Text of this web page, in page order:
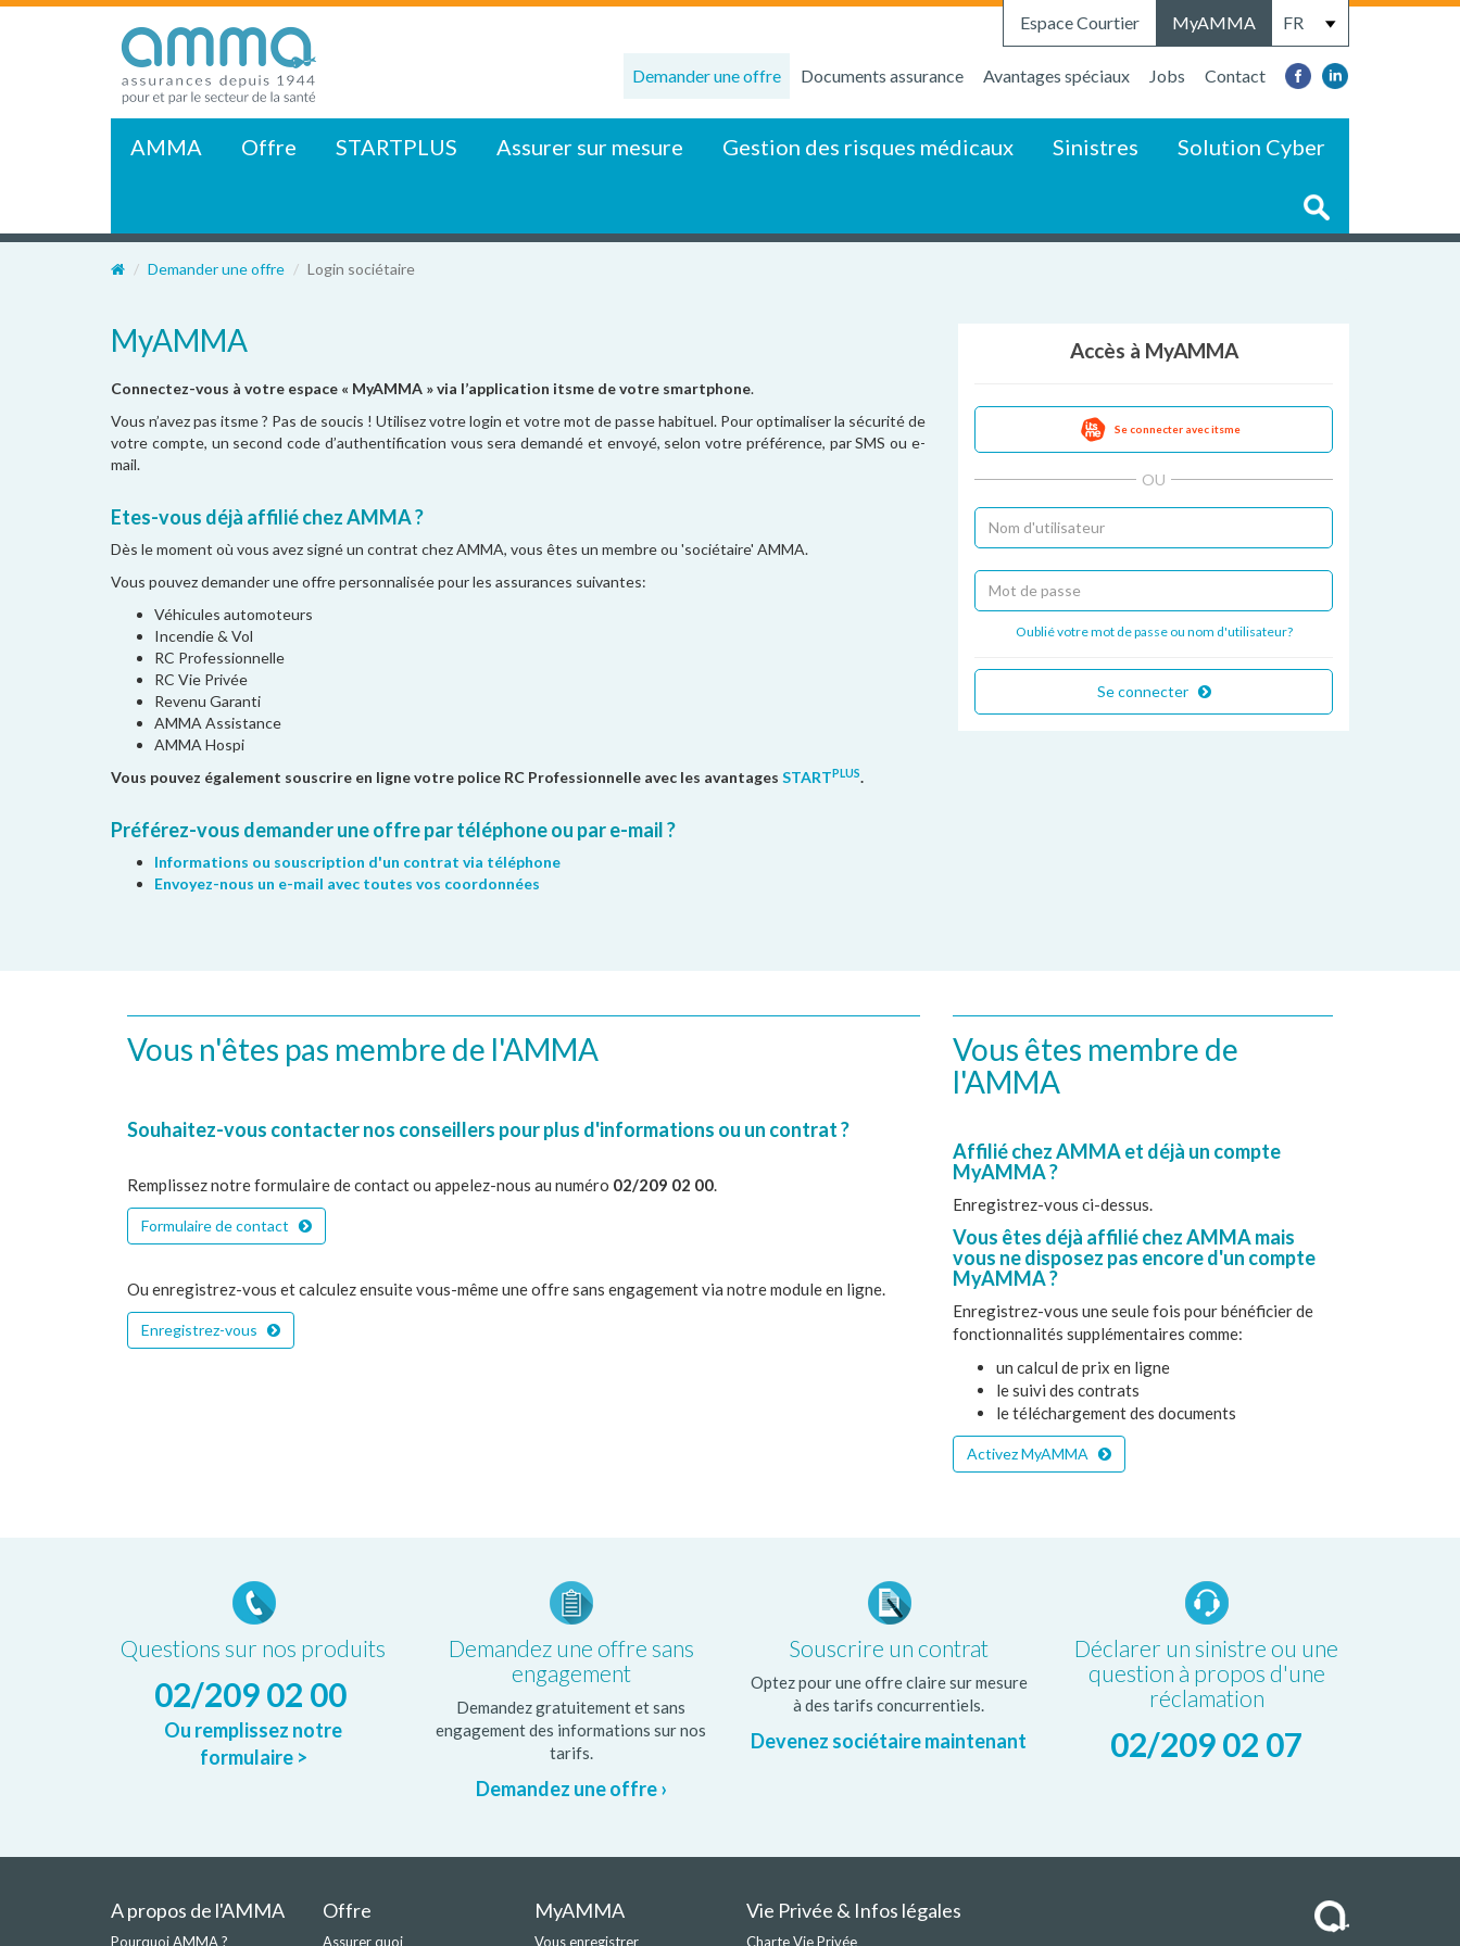
Espace Courtier MyAMMA
Demander une offre Documents assurance Avantages spéciaux Jobs Contact
AMMA Offre STARTPLUS Assurer sur mesure Gestion des risques médicaux Sinistres Solution Cyber
Demander une offre Login sociétaire
Accès à MyAMMA
Se connecter avec itsme
OU
Oublié votre mot de passe ou nom d'utilisateur?
Se connecter
MyAMMA
Connectez-vous à votre espace « MyAMMA » via l’application itsme de votre smartphone.
Vous n’avez pas itsme ? Pas de soucis ! Utilisez votre login et votre mot de passe habituel. Pour optimaliser la sécurité de
votre compte, un second code d’authentification vous sera demandé et envoyé, selon votre préférence, par SMS ou e-
mail.
Etes-vous déjà affilié chez AMMA ?
Dès le moment où vous avez signé un contrat chez AMMA, vous êtes un membre ou 'sociétaire' AMMA.
Vous pouvez demander une offre personnalisée pour les assurances suivantes:
Véhicules automoteurs
Incendie & Vol
RC Professionnelle
RC Vie Privée
Revenu Garanti
AMMA Assistance
AMMA Hospi
Vous pouvez également souscrire en ligne votre police RC Professionnelle avec les avantages STARTPLUS.
Préférez-vous demander une offre par téléphone ou par e-mail ?
Informations ou souscription d'un contrat via téléphone
Envoyez-nous un e-mail avec toutes vos coordonnées
Vous n'êtes pas membre de l'AMMA
Souhaitez-vous contacter nos conseillers pour plus d'informations ou un contrat ?
Remplissez notre formulaire de contact ou appelez-nous au numéro 02/209 02 00.
Formulaire de contact
Ou enregistrez-vous et calculez ensuite vous-même une offre sans engagement via notre module en ligne.
Enregistrez-vous
Vous êtes membre de
l'AMMA
Affilié chez AMMA et déjà un compte
MyAMMA ?
Enregistrez-vous ci-dessus.
Vous êtes déjà affilié chez AMMA mais
vous ne disposez pas encore d'un compte
MyAMMA ?
Enregistrez-vous une seule fois pour bénéficier de
fonctionnalités supplémentaires comme:
un calcul de prix en ligne
le suivi des contrats
le téléchargement des documents
Activez MyAMMA
Questions sur nos produits
02/209 02 00
Ou remplissez notre
formulaire >
Demandez une offre sans
engagement
Demandez gratuitement et sans
engagement des informations sur nos
tarifs.
Demandez une offre ›
Souscrire un contrat
Optez pour une offre claire sur mesure
à des tarifs concurrentiels.
Devenez sociétaire maintenant
Déclarer un sinistre ou une
question à propos d'une
réclamation
02/209 02 07
A propos de l'AMMA
Pourquoi AMMA ?
Offre
Assurer quoi
MyAMMA
Vous enregistrer
Vie Privée & Infos légales
Charte Vie Privée